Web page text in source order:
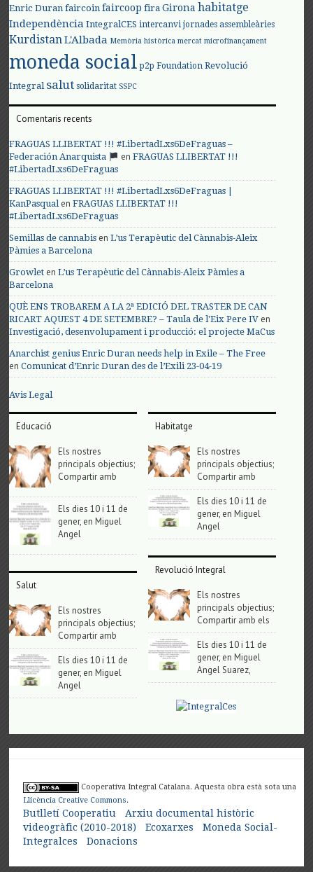
Enric Duran faircoin faircoop fira Girona habitatge
Independència IntegralCES intercanvi jornades assembleàries
KurdistanL'Albada Memòria històrica mercat microfinançament
moneda social p2p Foundation Revolució
Integral salut solidaritat SSPC
Comentaris recents
FRAGUAS LLIBERTAT !!! #LibertadLxs6DeFraguas –
Federación Anarquista
enFRAGUAS LLIBERTAT !!!
#LibertadLxs6DeFraguas
FRAGUAS LLIBERTAT !!! #LibertadLxs6DeFraguas |
KanPasqualenFRAGUAS LLIBERTAT !!!
#LibertadLxs6DeFraguas
Semillas de cannabis enL’us Terapèutic del Cànnabis-Aleix
Pàmies a Barcelona
Growlet enL’us Terapèutic del Cànnabis-Aleix Pàmies a
Barcelona
QUÈ ENS TROBAREM A LA 2ª EDICIÓ DEL TRASTER DE CAN
RICART AQUEST 4 DE SETEMBRE? – Taula de l'Eix Pere IV en
Investigació, desenvolupament i producció: el projecte MaCus
Anarchist genius Enric Duran needs help in Exile – The Free
enComunicat d’Enric Duran des de l’Exili 23-04-19
Avis Legal
Educació
Els nostres
principals objectius;
Compartir amb
Els dies 10 i 11 de
gener, en Miguel
Angel
Salut
Els nostres
principals objectius;
Compartir amb
Els dies 10 i 11 de
gener, en Miguel
Angel
Habitatge
Els nostres
principals objectius;
Compartir amb
Els dies 10 i 11 de
gener, en Miguel
Angel
Revolució Integral
Els nostres
principals objectius;
Compartir amb els
Els dies 10 i 11 de
gener, en Miguel
Angel Suarez,
Cooperativa Integral Catalana. Aquesta obra està sota una
Llicència Creative Commons.
Butlletí Cooperatiu
Arxiu documental històric
videogràfic (2010-2018)
Ecoxarxes
Moneda Social-
Integralces
Donacions